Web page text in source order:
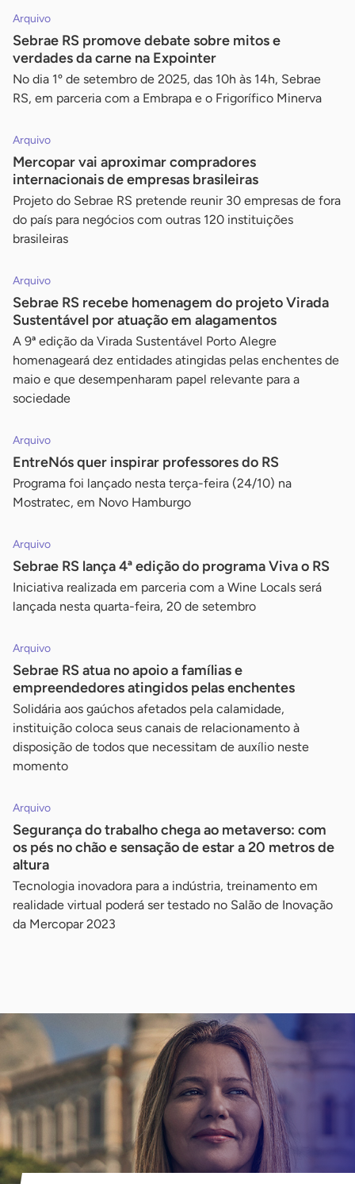
Arquivo
Sebrae RS promove debate sobre mitos e
verdades da carne na Expointer
No dia 1º de setembro de 2025, das 10h às 14h, Sebrae
RS, em parceria com a Embrapa e o Frigorífico Minerva
Arquivo
Mercopar vai aproximar compradores
internacionais de empresas brasileiras
Projeto do Sebrae RS pretende reunir 30 empresas de fora
do país para negócios com outras 120 instituições
brasileiras
Arquivo
Sebrae RS recebe homenagem do projeto Virada
Sustentável por atuação em alagamentos
A 9ª edição da Virada Sustentável Porto Alegre
homenageará dez entidades atingidas pelas enchentes de
maio e que desempenharam papel relevante para a
sociedade
Arquivo
EntreNós quer inspirar professores do RS
Programa foi lançado nesta terça-feira (24/10) na
Mostratec, em Novo Hamburgo
Arquivo
Sebrae RS lança 4ª edição do programa Viva o RS
Iniciativa realizada em parceria com a Wine Locals será
lançada nesta quarta-feira, 20 de setembro
Arquivo
Sebrae RS atua no apoio a famílias e
empreendedores atingidos pelas enchentes
Solidária aos gaúchos afetados pela calamidade,
instituição coloca seus canais de relacionamento à
disposição de todos que necessitam de auxílio neste
momento
Arquivo
Segurança do trabalho chega ao metaverso: com
os pés no chão e sensação de estar a 20 metros de
altura
Tecnologia inovadora para a indústria, treinamento em
realidade virtual poderá ser testado no Salão de Inovação
da Mercopar 2023